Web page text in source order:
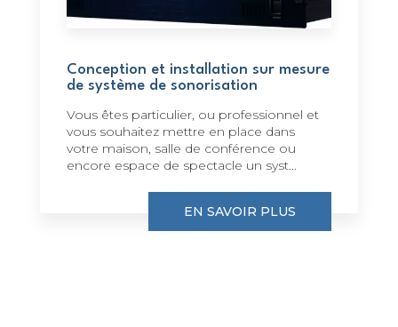
Conception et installation sur mesure
de système de sonorisation
Vous êtes particulier, ou professionnel et
vous souhaitez mettre en place dans
votre maison, salle de conférence ou
encore espace de spectacle un syst...
EN SAVOIR PLUS